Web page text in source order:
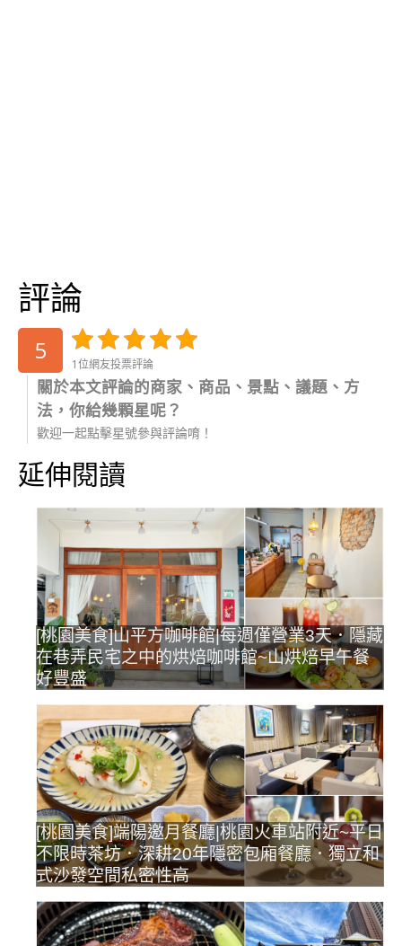
評論
5 1位網友投票評論
關於本文評論的商家、商品、景點、議題、方
法，你給幾顆星呢？
歡迎一起點擊星號參與評論唷！
延伸閱讀
[桃園美食]山平方咖啡館|每週僅營業3天．隱藏
在巷弄民宅之中的烘焙咖啡館~山烘焙早午餐
好豐盛
[桃園美食]端陽邀月餐廳|桃園火車站附近~平日
不限時茶坊．深耕20年隱密包廂餐廳．獨立和
式沙發空間私密性高